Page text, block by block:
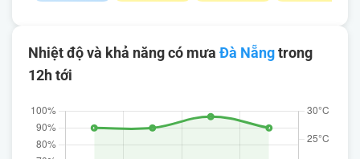
Nhiệt độ và khả năng có mưa Đà Nẵngtrong
12h tới